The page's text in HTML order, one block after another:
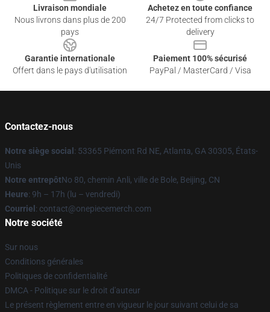
Livraison mondiale
Nous livrons dans plus de 200
pays
Achetez en toute confiance
24/7 Protected from clicks to
delivery
Garantie internationale
Offert dans le pays d'utilisation
Paiement 100% sécurisé
PayPal / MasterCard / Visa
Contactez-nous
Notre siège social : 53365 Piémont Rd NE, Atlanta, GA 30305, États-
Unis
Notre entrepôtNo 80, chemin Anli, ville de Bole, Beijing, CN
Heure: 9h – 17h (lu – vendredi)
Courriel : contact@onepiecemerch.com
Notre société
Sur nous
Conditions générales
Politiques de confidentialité
DMCA - Politique sur le droit d'auteur
Le présent règlement entre en vigueur le jour suivant celui de sa